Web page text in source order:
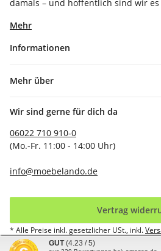
damals – und hoffentlich sind wir
Mehr
Informationen
Mehr über
Wir sind gerne für dich da
06022 710 910-0
(Mo.-Fr. 11:00 - 14:00 Uhr)
info@moebelando.de
Vertrag
* Alle Preise inkl. gesetzlicher USt., inkl.
GUT (4.23 / 5)